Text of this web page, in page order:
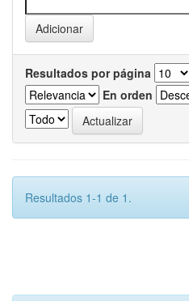
Resultados por página
En orden
Resultados 1-1 de 1.